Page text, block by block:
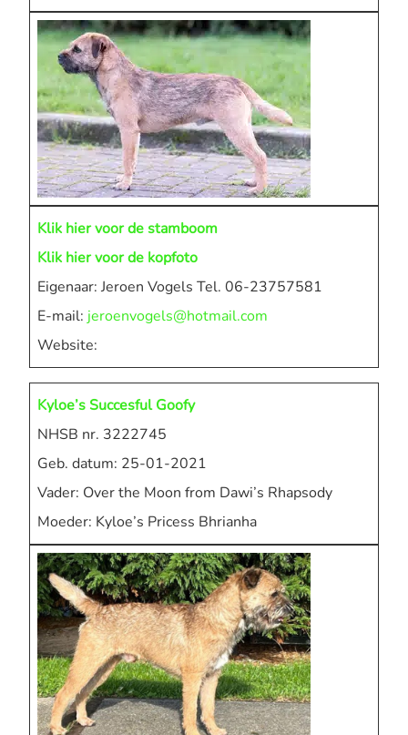
Klik hier voor de stamboom
Klik hier voor de kopfoto
Eigenaar: Jeroen Vogels Tel. 06-23757581
E-mail: jeroenvogels@hotmail.com
Website:
Kyloe’s Succesful Goofy
NHSB nr. 3222745
Geb. datum: 25-01-2021
Vader: Over the Moon from Dawi’s Rhapsody
Moeder: Kyloe’s Pricess Bhrianha